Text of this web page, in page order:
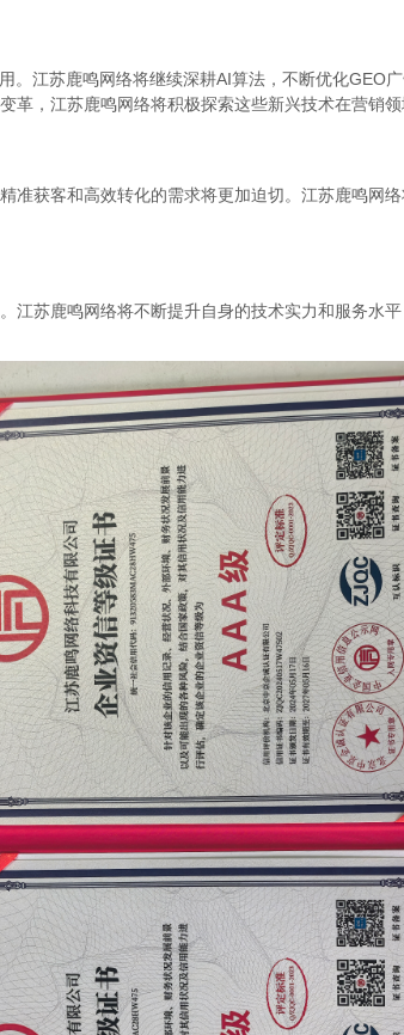
江苏鹿鸣网络将继续深耕AI算法，不断优化GEO
，江苏鹿鸣网络将积极探索这些新兴技术在营销
获客和高效转化的需求将更加迫切。江苏鹿鸣网
苏鹿鸣网络将不断提升自身的技术实力和服务水